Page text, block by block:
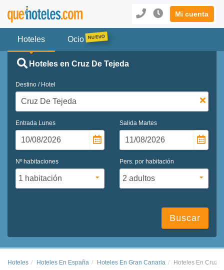
Mi cuenta
Hoteles Ocio
Hoteles en Cruz De Tejeda
Destino / Hotel
Entrada Lunes Salida Martes
Nº habitaciones Pers. por habitación
Buscar
Hoteles Hoteles En España Hoteles En Gran Canaria Hoteles En Cruz